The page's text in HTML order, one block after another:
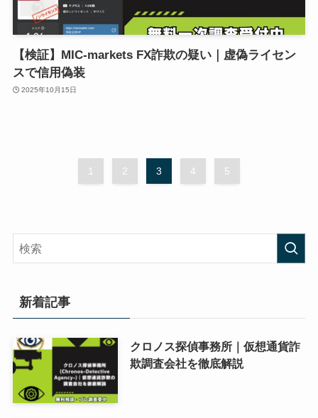
【検証】MIC-markets FX詐欺の疑い｜虚偽ライセン
スで信用偽装
2025年10月15日
1 2 3 4 5
新着記事
クロノス探偵事務所｜仮想通貨詐
欺調査会社を徹底解説